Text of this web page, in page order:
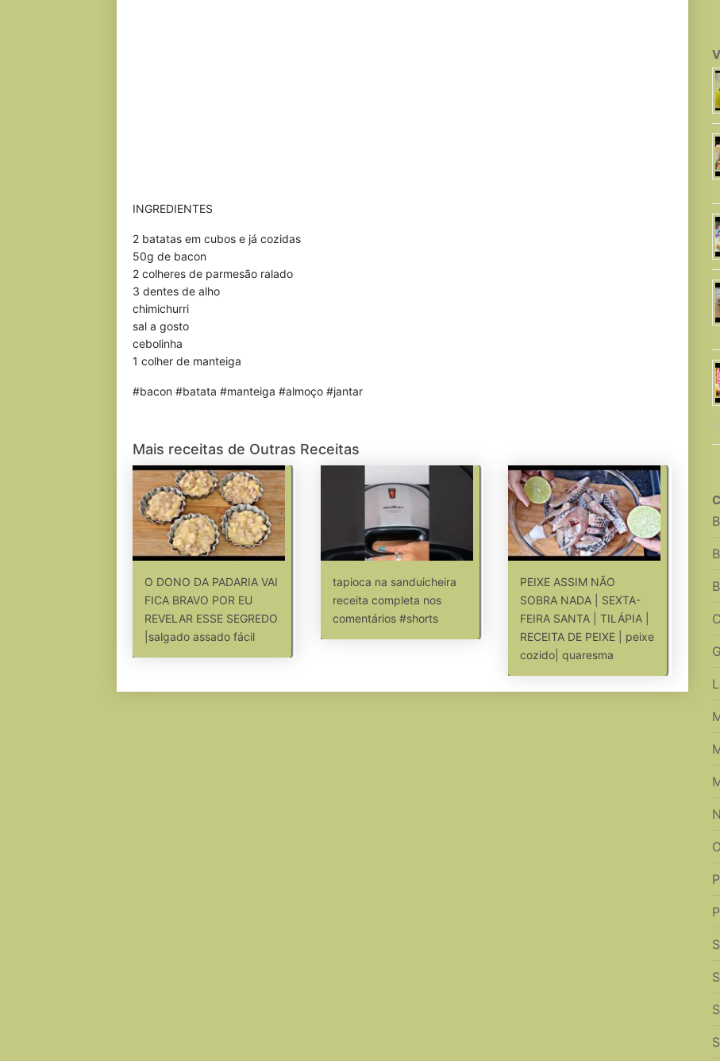
INGREDIENTES
2 batatas em cubos e já cozidas
50g de bacon
2 colheres de parmesão ralado
3 dentes de alho
chimichurri
sal a gosto
cebolinha
1 colher de manteiga
#bacon #batata #manteiga #almoço #jantar
Mais receitas de Outras Receitas
O DONO DA PADARIA VAI
FICA BRAVO POR EU
REVELAR ESSE SEGREDO
|salgado assado fácil
tapioca na sanduicheira
receita completa nos
comentários #shorts
PEIXE ASSIM NÃO
SOBRA NADA | SEXTA-
FEIRA SANTA | TILÁPIA |
RECEITA DE PEIXE | peixe
cozido| quaresma